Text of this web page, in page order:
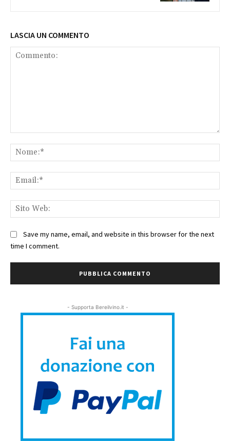
LASCIA UN COMMENTO
Save my name, email, and website in this browser for the next
time I comment.
- Supporta Bereilvino.it -